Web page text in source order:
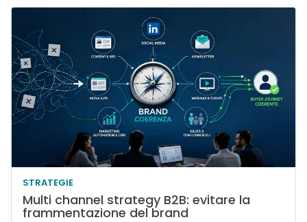
STRATEGIE
Multi channel strategy B2B: evitare la
frammentazione del brand